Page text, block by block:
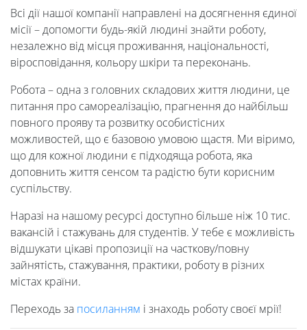
Всі дії нашої компанії направлені на досягнення єдиної
місії – допомогти будь-якій людині знайти роботу,
незалежно від місця проживання, національності,
віросповідання, кольору шкіри та переконань.
Робота – одна з головних складових життя людини, це
питання про самореалізацію, прагнення до найбільш
повного прояву та розвитку особистісних
можливостей, що є базовою умовою щастя. Ми віримо,
що для кожної людини є підходяща робота, яка
доповнить життя сенсом та радістю бути корисним
суспільству.
Наразі на нашому ресурсі доступно більше ніж 10 тис.
вакансій і стажувань для студентів. У тебе є можливість
відшукати цікаві пропозиції на часткову/повну
зайнятість, стажування, практики, роботу в різних
містах країни.
Переходь за посиланням і знаходь роботу своєї мрії!